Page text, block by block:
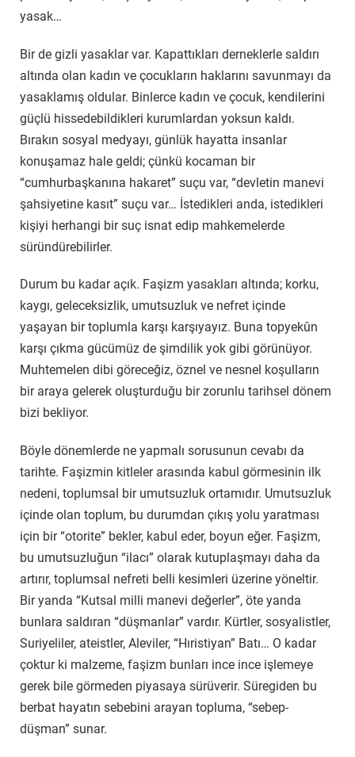
yasak…
Bir de gizli yasaklar var. Kapattıkları derneklerle saldırı
altında olan kadın ve çocukların haklarını savunmayı da
yasaklamış oldular. Binlerce kadın ve çocuk, kendilerini
güçlü hissedebildikleri kurumlardan yoksun kaldı.
Bırakın sosyal medyayı, günlük hayatta insanlar
konuşamaz hale geldi; çünkü kocaman bir
“cumhurbaşkanına hakaret” suçu var, “devletin manevi
şahsiyetine kasıt” suçu var… İstedikleri anda, istedikleri
kişiyi herhangi bir suç isnat edip mahkemelerde
süründürebilirler.
Durum bu kadar açık. Faşizm yasakları altında; korku,
kaygı, geleceksizlik, umutsuzluk ve nefret içinde
yaşayan bir toplumla karşı karşıyayız. Buna topyekûn
karşı çıkma gücümüz de şimdilik yok gibi görünüyor.
Muhtemelen dibi göreceğiz, öznel ve nesnel koşulların
bir araya gelerek oluşturduğu bir zorunlu tarihsel dönem
bizi bekliyor.
Böyle dönemlerde ne yapmalı sorusunun cevabı da
tarihte. Faşizmin kitleler arasında kabul görmesinin ilk
nedeni, toplumsal bir umutsuzluk ortamıdır. Umutsuzluk
içinde olan toplum, bu durumdan çıkış yolu yaratması
için bir “otorite” bekler, kabul eder, boyun eğer. Faşizm,
bu umutsuzluğun “ilacı” olarak kutuplaşmayı daha da
artırır, toplumsal nefreti belli kesimleri üzerine yöneltir.
Bir yanda “Kutsal milli manevi değerler”, öte yanda
bunlara saldıran “düşmanlar” vardır. Kürtler, sosyalistler,
Suriyeliler, ateistler, Aleviler, “Hıristiyan” Batı… O kadar
çoktur ki malzeme, faşizm bunları ince ince işlemeye
gerek bile görmeden piyasaya sürüverir. Süregiden bu
berbat hayatın sebebini arayan topluma, “sebep-
düşman” sunar.